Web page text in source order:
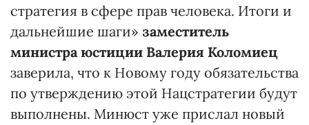
стратегия в сфере прав человека. Итоги и
дальнейшие шаги» заместитель
министра юстиции Валерия Коломиец
заверила, что к Новому году обязательства
по утверждению этой Нацстратегии будут
выполнены. Минюст уже прислал новый